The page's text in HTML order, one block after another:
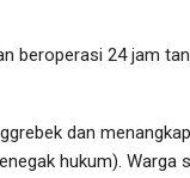
beroperasi 24 jam
dan
hukum). Warga